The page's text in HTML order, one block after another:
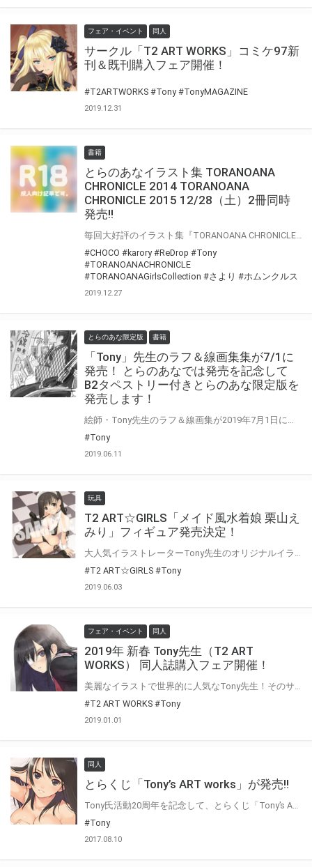
フェア・イベント 同人
サークル「T2 ART WORKS」コミケ97新
刊＆既刊購入フェア開催！
#T2ARTWORKS #Tony #TonyMAGAZINE
2019.12.31
書籍
とらのあなイラスト集 TORANOANA
CHRONICLE 2014 TORANOANA
CHRONICLE 2015 12/28（土）2冊同時
発売!!
#CHOCO #karory #ReDrop #Tony
#TORANOANACHRONICLE
#TORANOANAGirlsCollection #さより #ホムンクルス
2019.12.27
とらのあな限定版 書籍
「Tony」先生のラフ＆線画集集が7/1に
発売！ とらのあなでは発売を記念して
B2タペストリー付きとらのあな限定版を
発売します！
#Tony
2019.06.11
玩具
T2 ART☆GIRLS「メイド風水着娘 栗山え
みり」フィギュア発売決定！
#T2 ART☆GIRLS #Tony
2019.06.03
フェア・イベント 同人
2019年 新春 Tony先生（T2 ART
WORKS） 同人誌購入フェア開催！
#T2 ART WORKS #Tony
2019.01.01
同人
とらくじ「Tony’s ART works」が発売!!
#Tony
2017.08.10